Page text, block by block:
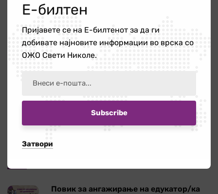
Категории
Повик за ангажирање на едукатор/ка
Е-билтен
Пријавете се на Е-билтенот за да ги
добивате најновите информации во врска со
ОЖО Свети Николе.
Затвори